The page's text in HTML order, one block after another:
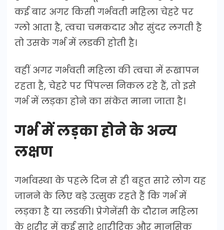
कई बार अगर किसी गर्भवती महिला चेहरे पर
ग्लो आता है, त्वचा चमकदार और सुंदर लगती है
तो उसके गर्भ में लडकी होती है।
वहीं अगर गर्भवती महिला की त्वचा में रूखापन
रहता है, चेहरे पर पिंपल्स निकल रहे हैं, तो इसे
गर्भ में लड़का होने का संकेत माना जाता है।
गर्भ में लड़का होने के अन्य
लक्षण
गर्भावस्था के पहले दिन से ही बहुत सारे लोग यह
जानने के लिए बड़े उत्सुक रहते हैं कि गर्भ में
लड़का है या लडकी। प्रेगेनेंसी के दौरान महिला
के शरीर में कई सारे शारीरिक और मानसिक